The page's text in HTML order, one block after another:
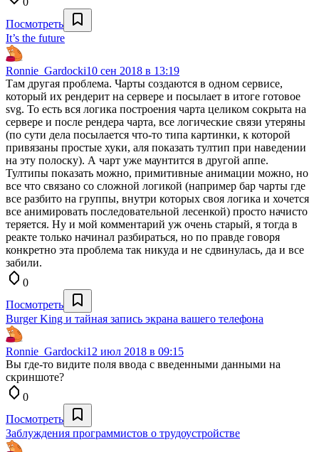
Посмотреть
It’s the future
Ronnie_Gardocki10 сен 2018 в 13:19
Там другая проблема. Чарты создаются в одном сервисе,
который их рендерит на сервере и посылает в итоге готовое
svg. То есть вся логика построения чарта целиком сокрыта на
сервере и после рендера чарта, все логические связи утеряны
(по сути дела посылается что-то типа картинки, к которой
привязаны простые хуки, аля показать тултип при наведении
на эту полоску). А чарт уже маунтится в другой аппе.
Тултипы показать можно, примитивные анимации можно, но
все что связано со сложной логикой (например бар чарты где
все разбито на группы, внутри которых своя логика и хочется
все анимировать последовательной лесенкой) просто начисто
теряется. Ну и мой комментарий уж очень старый, я тогда в
реакте только начинал разбираться, но по правде говоря
конкретно эта проблема так никуда и не сдвинулась, да и все
забили.
0
Посмотреть
Burger King и тайная запись экрана вашего телефона
Ronnie_Gardocki12 июл 2018 в 09:15
Вы где-то видите поля ввода с введенными данными на
скриншоте?
0
Посмотреть
Заблуждения программистов о трудоустройстве